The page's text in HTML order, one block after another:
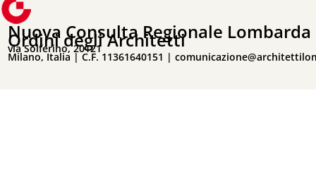
Nuova Consulta Regionale
Ordini degli Architetti
via Solferino, 20121
Milano, Italia | C.F. 11361640151 |